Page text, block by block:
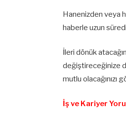
Hanenizden veya
haberle uzun
İleri dönük
değiştireceğinize
mutlu olacağınızı
İş ve Kariyer